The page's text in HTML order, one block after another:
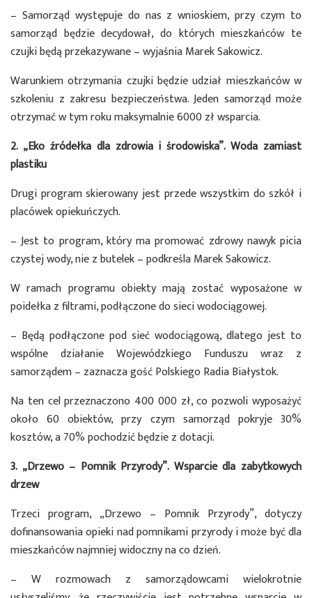
– Samorząd występuje do nas z wnioskiem, przy czym to
samorząd będzie decydował, do których mieszkańców te
czujki będą przekazywane – wyjaśnia Marek Sakowicz.
Warunkiem otrzymania czujki będzie udział mieszkańców w
szkoleniu z zakresu bezpieczeństwa. Jeden samorząd może
otrzymać w tym roku maksymalnie 6000 zł wsparcia.
2. „Eko źródełka dla zdrowia i środowiska”. Woda zamiast
plastiku
Drugi program skierowany jest przede wszystkim do szkół i
placówek opiekuńczych.
– Jest to program, który ma promować zdrowy nawyk picia
czystej wody, nie z butelek – podkreśla Marek Sakowicz.
W ramach programu obiekty mają zostać wyposażone w
poidełka z filtrami, podłączone do sieci wodociągowej.
– Będą podłączone pod sieć wodociągową, dlatego jest to
wspólne działanie Wojewódzkiego Funduszu wraz z
samorządem – zaznacza gość Polskiego Radia Białystok.
Na ten cel przeznaczono 400 000 zł, co pozwoli wyposażyć
około 60 obiektów, przy czym samorząd pokryje 30%
kosztów, a 70% pochodzić będzie z dotacji.
3. „Drzewo – Pomnik Przyrody”. Wsparcie dla zabytkowych
drzew
Trzeci program, „Drzewo – Pomnik Przyrody”, dotyczy
dofinansowania opieki nad pomnikami przyrody i może być dla
mieszkańców najmniej widoczny na co dzień.
– W rozmowach z samorządowcami wielokrotnie